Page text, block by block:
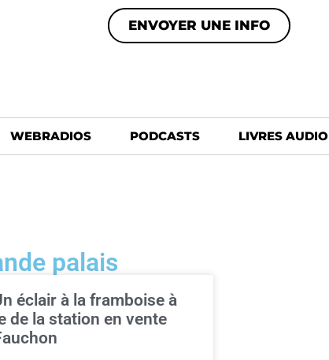
ENVOYER UNE INFO
WEBRADIOS PODCASTS LIVRES AUDIO
palais
éclair à la framboise à
de la station en vente